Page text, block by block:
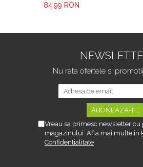
VarioShop® CD-R /
24x CD, 8x DVD, USB 3.0,
MacOS, Linux, Negru
84,99 RON
CD
Nu rata ofertele si
Vreau sa primesc newsletter
magazinului. Afla mai multe in
Confidentialitate